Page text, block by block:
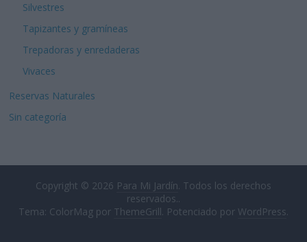
Silvestres
Tapizantes y gramíneas
Trepadoras y enredaderas
Vivaces
Reservas Naturales
Sin categoría
Copyright © 2026 Para Mi Jardín. Todos los derechos
reservados..
Tema: ColorMag por ThemeGrill. Potenciado por WordPress.